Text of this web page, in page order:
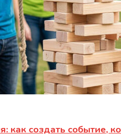
как создать событие,